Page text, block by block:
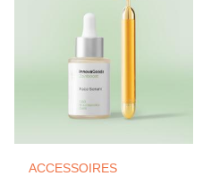
ACCESSOIRES